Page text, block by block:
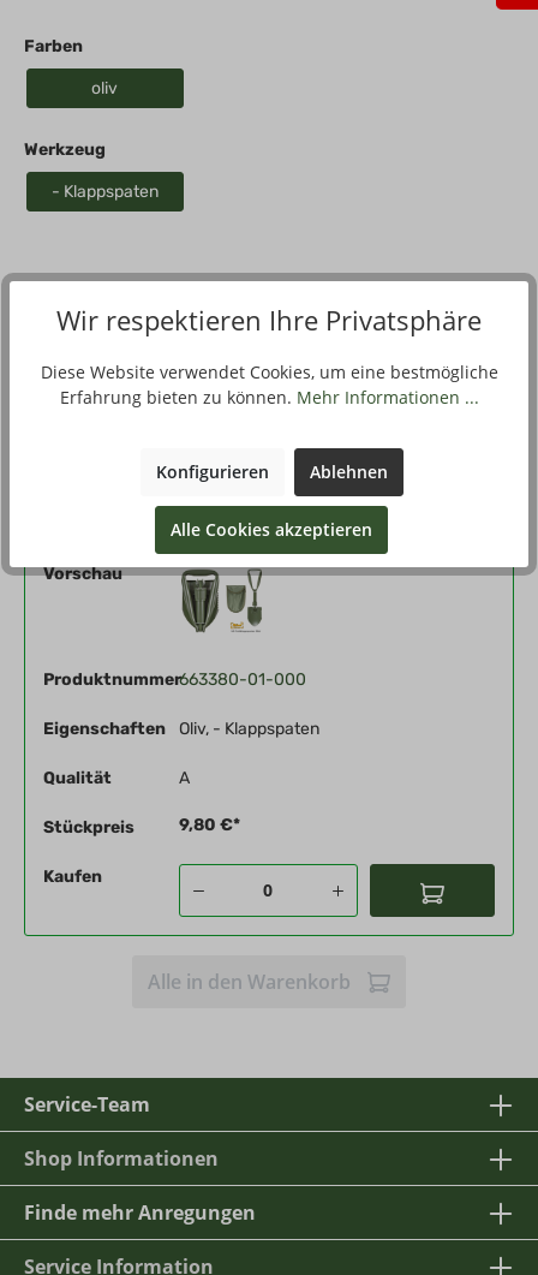
Farben
oliv
Werkzeug
- Klappspaten
Beschreibung
aus robustem Stahl. Bei passendem Winkel ist er auch als
Hacke ver…Mehr
Filter
Vorschau
Produktnummer663380-01-000
Eigenschaften Oliv, - Klappspaten
Qualität A
Stückpreis 9,80 €*
Kaufen
Alle in den Warenkorb
Service-Team
Shop Informationen
Finde mehr Anregungen
Service Information
Wir respektieren Ihre Privatsphäre
Diese Website verwendet Cookies, um eine bestmögliche
Erfahrung bieten zu können. Mehr Informationen ...
Konfigurieren Ablehnen
Alle Cookies akzeptieren